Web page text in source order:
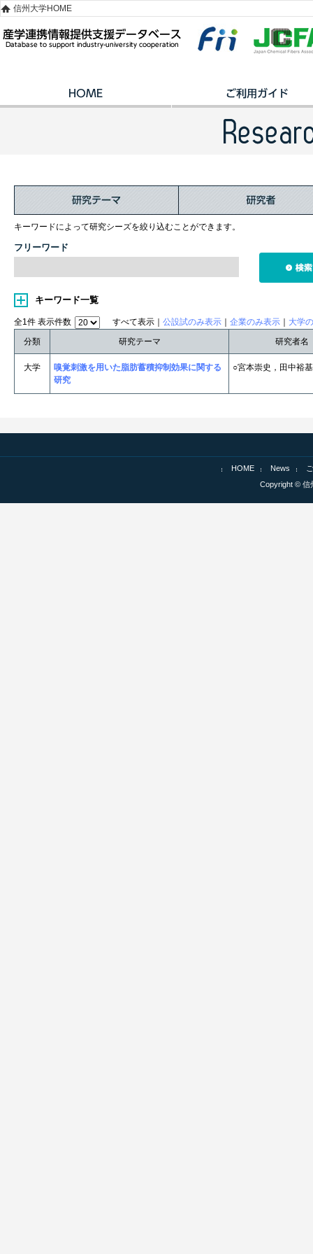
信州大学HOME
キーワードによって研究シーズを絞り込むことができます。
フリーワード
キーワード一覧
全1件 表示件数 すべて表示｜ 公設試のみ表示 企業のみ表示
大学
分類
研究テーマ 研究者名
大学
嗅覚刺激を用いた脂肪蓄積抑制効果に関する
研究
○宮本崇史，田中裕基
HOME News
Copyright © 信